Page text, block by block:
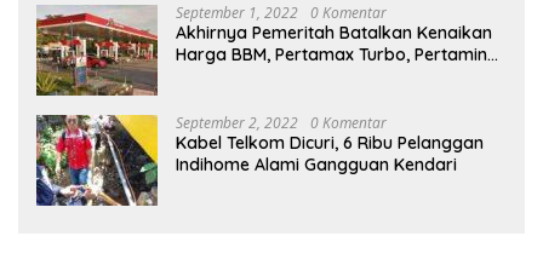
September 1, 2022 0 Komentar
Akhirnya Pemeritah Batalkan Kenaikan
Harga BBM, Pertamax Turbo, Pertamina
September 2, 2022 0 Komentar
Kabel Telkom Dicuri, 6 Ribu Pelanggan
Indihome Alami Gangguan Kendari